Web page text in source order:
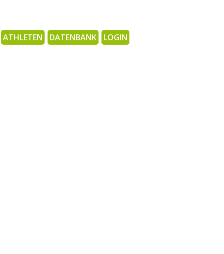
ATHLETEN DATENBANK LOGIN